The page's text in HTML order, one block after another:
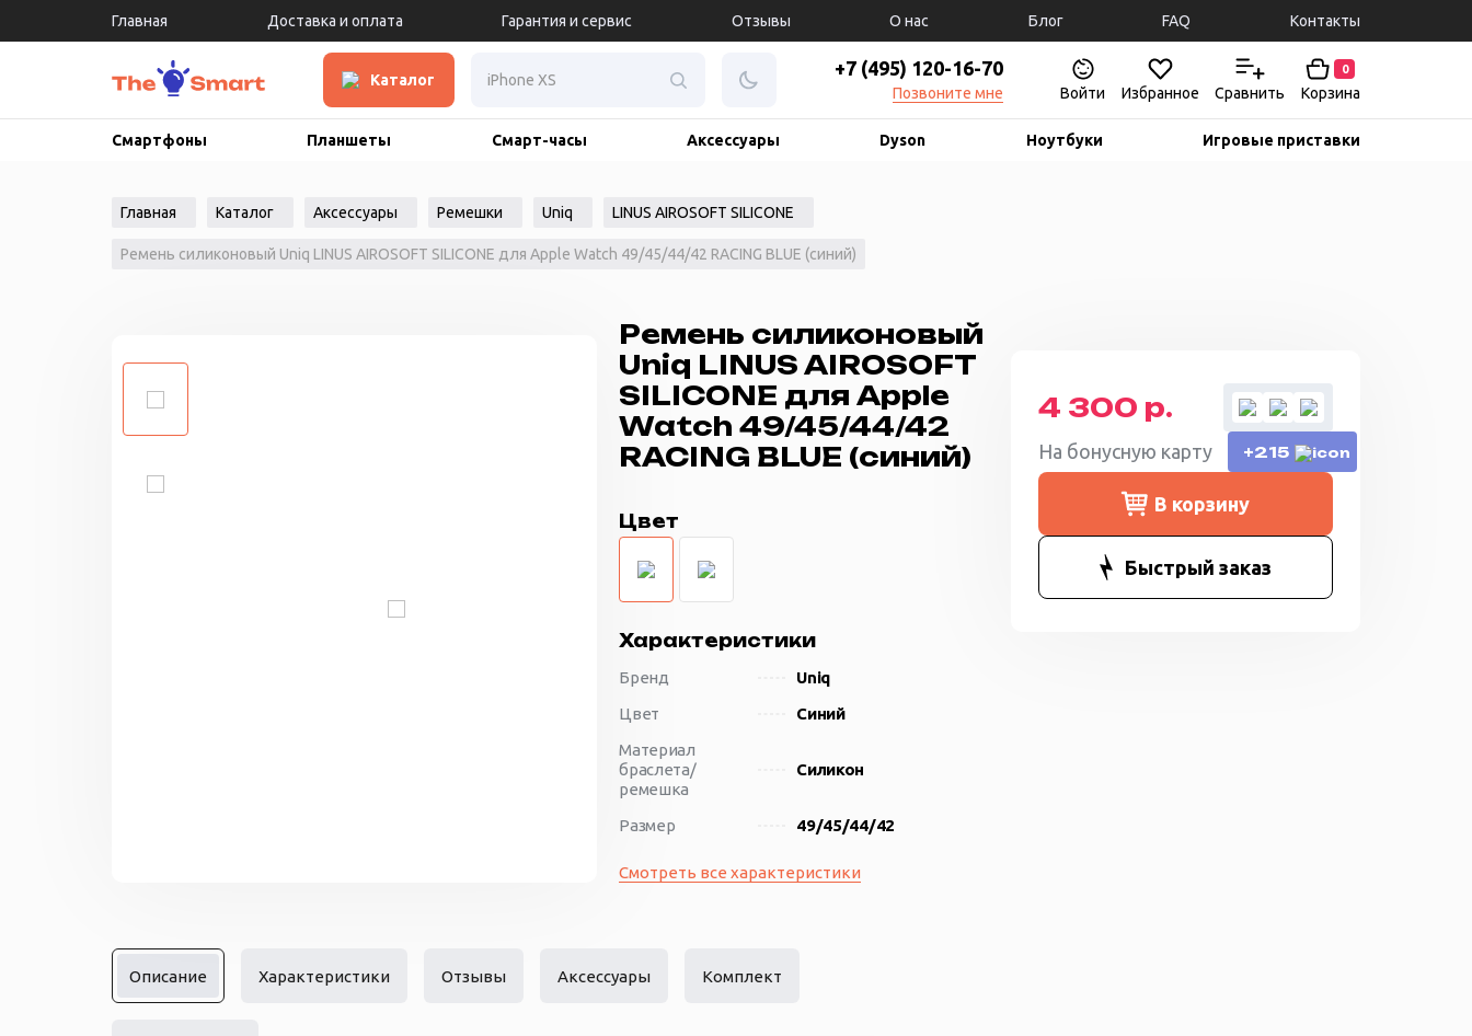
Главная Доставка и оплата Гарантия и сервис Отзывы О нас Блог FAQ Контакты
Каталог
+7 (495) 120-16-70
Позвоните мне Войти Избранное Сравнить
0
Корзина
Смартфоны Планшеты Смарт-часы Аксессуары Dyson Ноутбуки Игровые приставки
Главная Каталог Аксессуары Ремешки Uniq LINUS AIROSOFT SILICONE
Ремень силиконовый Uniq LINUS AIROSOFT SILICONE для Apple Watch 49/45/44/42 RACING BLUE (синий)
Ремень силиконовый
Uniq LINUS AIROSOFT
SILICONE для Apple
Watch 49/45/44/42
RACING BLUE (синий)
Цвет
Характеристики
Бренд
Uniq
Цвет
Синий
Материал
браслета/
ремешка
Силикон
Размер 49/45/44/42
Смотреть все характеристики
4 300 р.
На бонусную карту +215
В корзину
Быстрый заказ
Описание Характеристики Отзывы Аксессуары Комплект